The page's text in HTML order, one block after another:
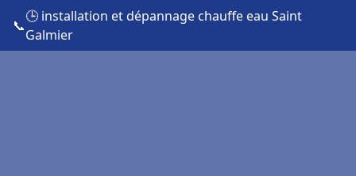
📞
🕒 installation et dépannage chauffe eau Saint
Galmier